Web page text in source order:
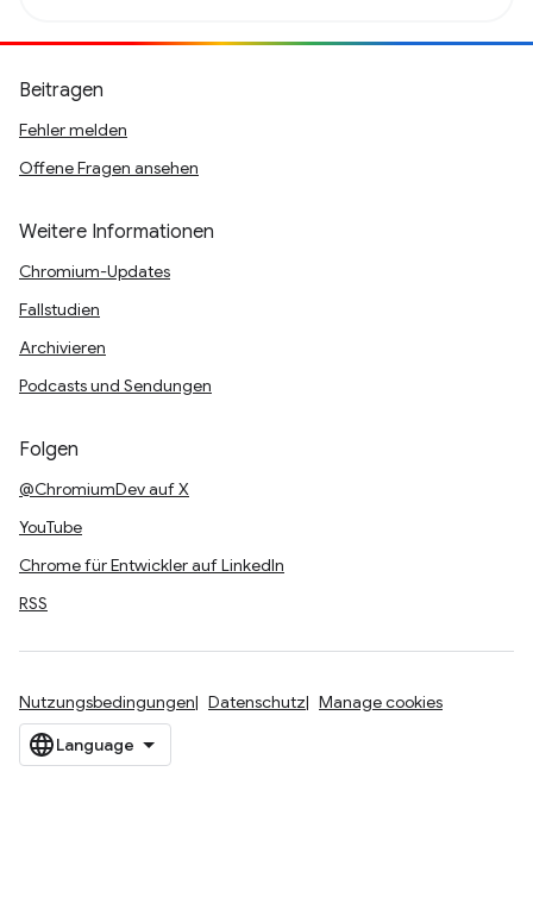
Beitragen
Fehler melden
Offene Fragen ansehen
Weitere Informationen
Chromium-Updates
Fallstudien
Archivieren
Podcasts und Sendungen
Folgen
@ChromiumDev auf X
YouTube
Chrome für Entwickler auf LinkedIn
RSS
Nutzungsbedingungen Datenschutz Manage cookies